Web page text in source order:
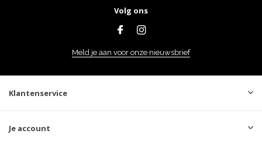
Volg ons
Meld je aan voor onze nieuwsbrief
Klantenservice
Je account